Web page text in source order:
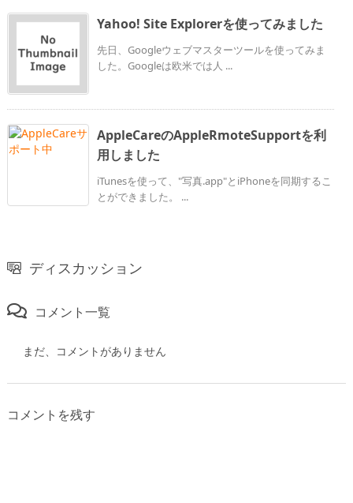
Yahoo! Site Explorerを使ってみました
先日、Googleウェブマスターツールを使ってみま
した。Googleは欧米では人 ...
AppleCareのAppleRmoteSupportを利
用しました
iTunesを使って、"写真.app"とiPhoneを同期するこ
とができました。 ...
ディスカッション
コメント一覧
まだ、コメントがありません
コメントを残す